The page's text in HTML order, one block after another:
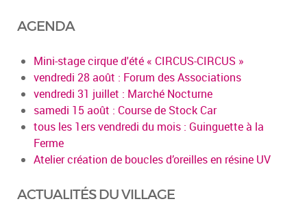
AGENDA
Mini-stage cirque d'été « CIRCUS-CIRCUS »
vendredi 28 août : Forum des Associations
vendredi 31 juillet : Marché Nocturne
samedi 15 août : Course de Stock Car
tous les 1ers vendredi du mois : Guinguette à la
Ferme
Atelier création de boucles d’oreilles en résine UV
ACTUALITÉS DU VILLAGE